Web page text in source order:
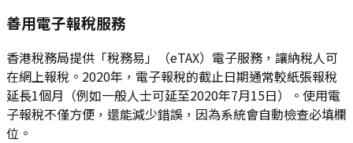
善用電子報稅服務
香港稅務局提供「稅務易」（eTAX）電子服務，讓納稅人可
在網上報稅。2020年，電子報稅的截止日期通常較紙張報稅
延長1個月（例如一般人士可延至2020年7月15日）。使用電
子報稅不僅方便，還能減少錯誤，因為系統會自動檢查必填欄
位。